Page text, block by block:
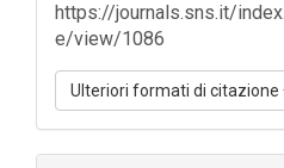
https://journals.sns.it/
e/view/1086
Ulteriori formati di citazione